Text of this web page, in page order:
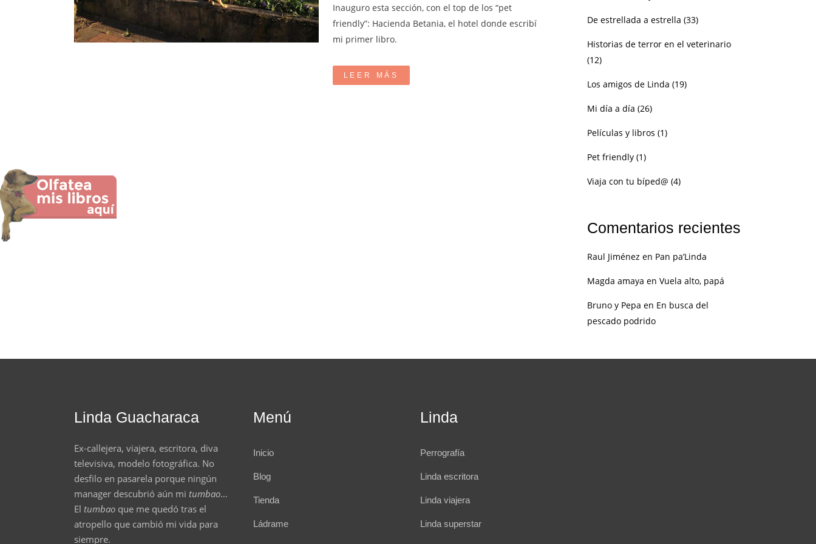
Inauguro esta sección, con el top de los “pet
friendly”: Hacienda Betania, el hotel donde escribí
mi primer libro.
LEER MÁS
De estrellada a estrella (33)
Historias de terror en el veterinario
(12)
Los amigos de Linda (19)
Mi día a día (26)
Películas y libros (1)
Pet friendly (1)
Viaja con tu bíped@ (4)
Comentarios recientes
Raul Jiménez en Pan pa’Linda
Magda amaya en Vuela alto, papá
Bruno y Pepa en En busca del
pescado podrido
Linda Guacharaca
Ex-callejera, viajera, escritora, diva
televisiva, modelo fotográfica. No
desfilo en pasarela porque ningún
manager descubrió aún mi tumbao…
El tumbao que me quedó tras el
atropello que cambió mi vida para
siempre.
Menú
Inicio
Blog
Tienda
Ládrame
Linda
Perrografía
Linda escritora
Linda viajera
Linda superstar